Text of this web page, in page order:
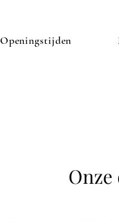
Openingstijden